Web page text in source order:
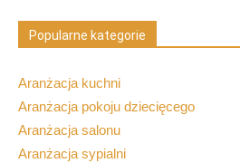
Popularne kategorie
Aranżacja kuchni
Aranżacja pokoju dziecięcego
Aranżacja salonu
Aranżacja sypialni